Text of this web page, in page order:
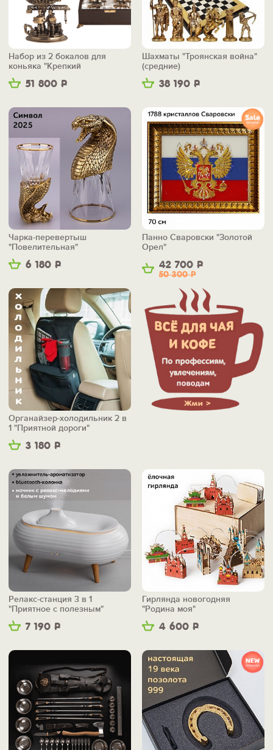
51 800 Р
Набор из 2 бокалов для
коньяка "Крепкий
фундамент"
38 190 Р
Шахматы "Троянская война"
(средние)
6 180 Р
Чарка-перевертыш
"Повелительная"
42 700 Р
50 300Р
Панно Сваровски "Золотой
Орел"
3 180 Р
Органайзер-холодильник 2 в
1 "Приятной дороги"
7 190 Р
Релакс-станция 3 в 1
"Приятное с полезным"
4 600 Р
Гирлянда новогодняя
"Родина моя"